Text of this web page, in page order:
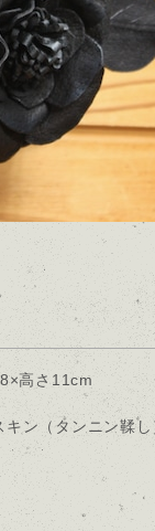
高さ11cm
キン（タンニン鞣し